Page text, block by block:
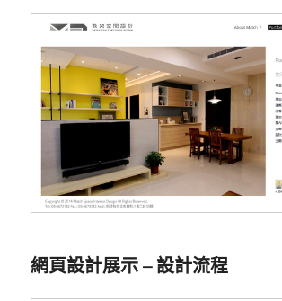
網頁設計展示 – 設計流程